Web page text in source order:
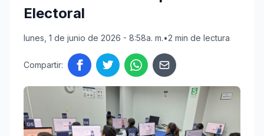
Electoral
lunes, 1 de junio de 2026 - 8:58a. m.•2 min de lectura
Compartir: